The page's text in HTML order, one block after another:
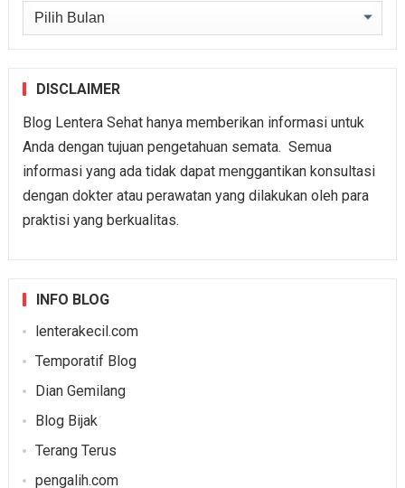
Arsip
DISCLAIMER
Blog Lentera Sehat hanya memberikan informasi untuk
Anda dengan tujuan pengetahuan semata. Semua
informasi yang ada tidak dapat menggantikan konsultasi
dengan dokter atau perawatan yang dilakukan oleh para
praktisi yang berkualitas.
INFO BLOG
lenterakecil.com
Temporatif Blog
Dian Gemilang
Blog Bijak
Terang Terus
pengalih.com